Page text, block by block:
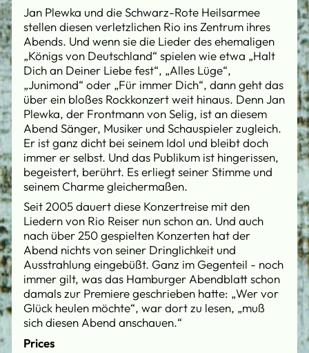
Jan Plewka und die Schwarz-Rote Heilsarmee
stellen diesen verletzlichen Rio ins Zentrum ihres
Abends. Und wenn sie die Lieder des ehemaligen
„Königs von Deutschland“ spielen wie etwa „Halt
Dich an Deiner Liebe fest“, „Alles Lüge“,
„Junimond“ oder „Für immer Dich“, dann geht das
über ein bloßes Rockkonzert weit hinaus. Denn Jan
Plewka, der Frontmann von Selig, ist an diesem
Abend Sänger, Musiker und Schauspieler zugleich.
Er ist ganz dicht bei seinem Idol und bleibt doch
immer er selbst. Und das Publikum ist hingerissen,
begeistert, berührt. Es erliegt seiner Stimme und
seinem Charme gleichermaßen.
Seit 2005 dauert diese Konzertreise mit den
Liedern von Rio Reiser nun schon an. Und auch
nach über 250 gespielten Konzerten hat der
Abend nichts von seiner Dringlichkeit und
Ausstrahlung eingebüßt. Ganz im Gegenteil - noch
immer gilt, was das Hamburger Abendblatt schon
damals zur Premiere geschrieben hatte: „Wer vor
Glück heulen möchte“, war dort zu lesen, „muß
sich diesen Abend anschauen.“
Prices